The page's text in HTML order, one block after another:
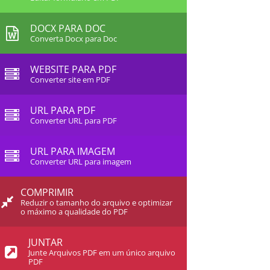
DOCX PARA DOC
Converta Docx para Doc
WEBSITE PARA PDF
Converter site em PDF
URL PARA PDF
Converter URL para PDF
URL PARA IMAGEM
Converter URL para imagem
COMPRIMIR
Reduzir o tamanho do arquivo e optimizar
o máximo a qualidade do PDF
JUNTAR
Junte Arquivos PDF em um único arquivo
PDF